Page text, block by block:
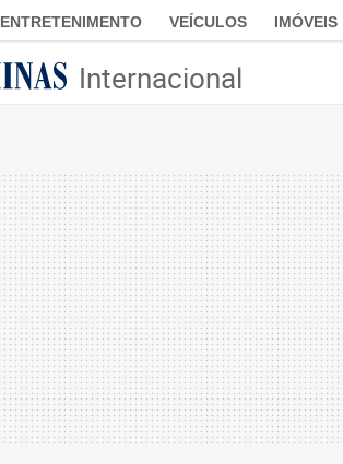
ENTRETENIMENTO VEÍCULOS IMÓVEIS
Internacional